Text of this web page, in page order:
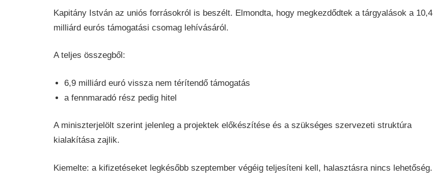
Kapitány István az uniós forrásokról is beszélt. Elmondta, hogy megkezdődtek a tárgyalások a 10,4
milliárd eurós támogatási csomag lehívásáról.
A teljes összegből:
6,9 milliárd euró vissza nem térítendő támogatás
a fennmaradó rész pedig hitel
A miniszterjelölt szerint jelenleg a projektek előkészítése és a szükséges szervezeti struktúra
kialakítása zajlik.
Kiemelte: a kifizetéseket legkésőbb szeptember végéig teljesíteni kell, halasztásra nincs lehetőség.